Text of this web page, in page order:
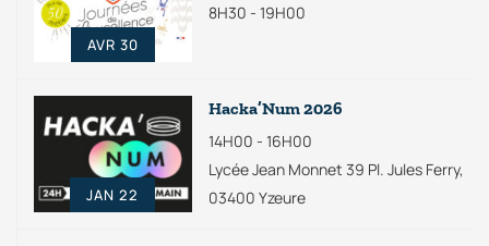
AVR 30
8H30 - 19H00
JAN 22
Hacka’Num 2026
14H00 - 16H00
Lycée Jean Monnet 39 Pl. Jules Ferry,
03400 Yzeure